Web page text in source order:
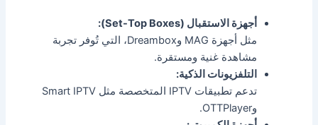
أجهزة الاستقبال (Set-Top Boxes):
مثل أجهزة MAG وDreambox، التي تُوفر تجربة
مشاهدة غنية ومستقرة.
التلفزيونات الذكية:
تدعم تطبيقات IPTV المتخصصة مثل Smart IPTV
وOTTPlayer.